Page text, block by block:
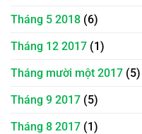
Tháng 5 2018 (6)
Tháng 12 2017 (1)
Tháng mười một 2017 (5)
Tháng 9 2017 (5)
Tháng 8 2017 (1)